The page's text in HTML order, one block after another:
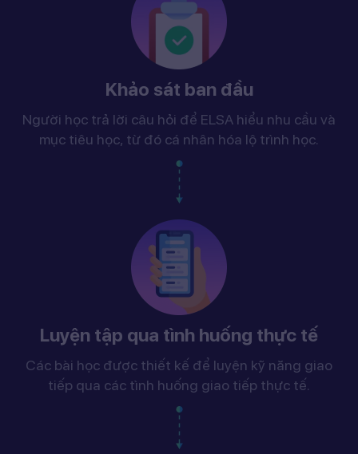
Khảo sát ban đầu
Người học trả lời câu hỏi để ELSA hiểu nhu cầu và
mục tiêu học, từ đó cá nhân hóa lộ trình học.
Luyện tập qua tình huống thực tế
Các bài học được thiết kế để luyện kỹ năng giao
tiếp qua các tình huống giao tiếp thực tế.